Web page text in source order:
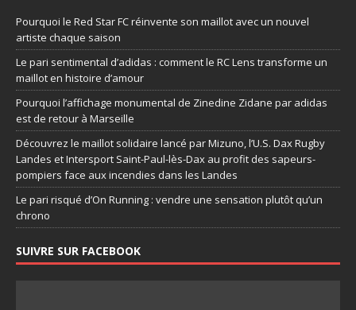
Pourquoi le Red Star FC réinvente son maillot avec un nouvel
artiste chaque saison
Le pari sentimental d’adidas : comment le RC Lens transforme un
maillot en histoire d’amour
Pourquoi l’affichage monumental de Zinedine Zidane par adidas
est de retour à Marseille
Découvrez le maillot solidaire lancé par Mizuno, l’U.S. Dax Rugby
Landes et Intersport Saint-Paul-lès-Dax au profit des sapeurs-
pompiers face aux incendies dans les Landes
Le pari risqué d’On Running : vendre une sensation plutôt qu’un
chrono
SUIVRE SUR FACEBOOK